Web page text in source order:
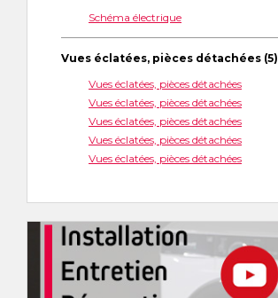
Schéma électrique
Vues éclatées, pièces détachées (5)
Vues éclatées, pièces détachées
Vues éclatées, pièces détachées
Vues éclatées, pièces détachées
Vues éclatées, pièces détachées
Vues éclatées, pièces détachées